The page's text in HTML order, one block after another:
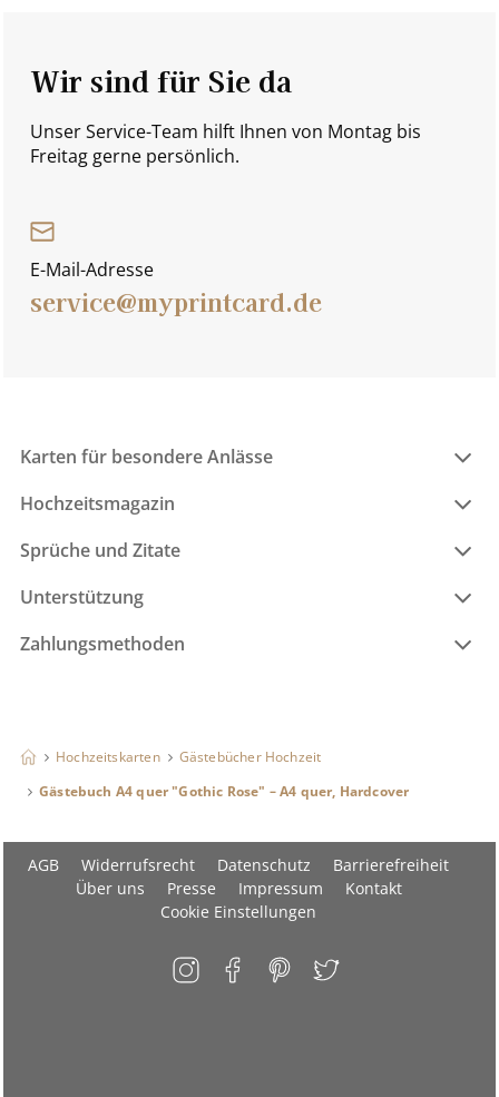
Wir sind für Sie da
Unser Service-Team hilft Ihnen von Montag bis
Freitag gerne persönlich.
E-Mail-Adresse
service@myprintcard.de
Karten für besondere Anlässe
Hochzeitsmagazin
Sprüche und Zitate
Unterstützung
Zahlungsmethoden
Hochzeitskarten
Gästebücher Hochzeit
Gästebuch A4 quer "Gothic Rose" – A4 quer, Hardcover
AGB Widerrufsrecht Datenschutz
Barrierefreiheit
Über uns
Presse Impressum
Kontakt
Cookie Einstellungen